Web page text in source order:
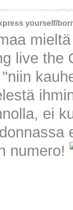
yourself/
live the
ei
numero!